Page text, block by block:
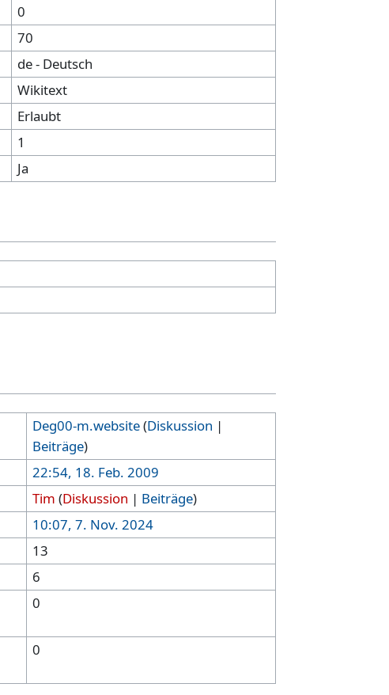
0
70
de - Deutsch
Wikitext
Erlaubt
1
Ja
Deg00-m.website(Diskussion |
Beiträge)
22:54, 18. Feb. 2009
Tim (Diskussion | Beiträge)
10:07, 7. Nov. 2024
13
6
0
0